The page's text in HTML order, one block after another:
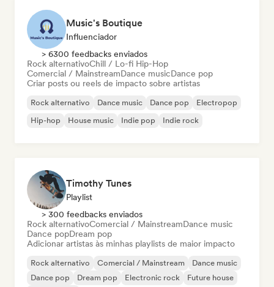
Music's Boutique
Influenciador
> 6300 feedbacks enviados
Rock alternativoChill / Lo-fi Hip-Hop
Comercial / MainstreamDance musicDance pop
Criar posts ou reels de impacto sobre artistas
Rock alternativo Dance music Dance pop
Electropop
Hip-hop
House music Indie pop Indie rock
Timothy Tunes
Playlist
> 300 feedbacks enviados
Rock alternativoComercial / MainstreamDance music
Dance popDream pop
Adicionar artistas às minhas playlists de maior impacto
Rock alternativo Comercial / Mainstream
Dance music
Dance pop
Dream pop Electronic rock
Future house